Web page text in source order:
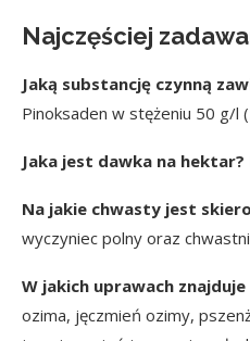
Najczęściej
Jaką substancję czynną
Pinoksaden w stężeniu 50 g/l
Jaka jest dawka na hektar?
Na jakie chwasty jest
wyczyniec polny oraz
W jakich uprawach
ozima, jęczmień ozimy,